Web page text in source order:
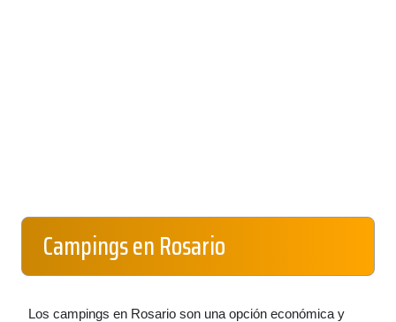
Campings en Rosario
Los campings en Rosario son una opción económica y